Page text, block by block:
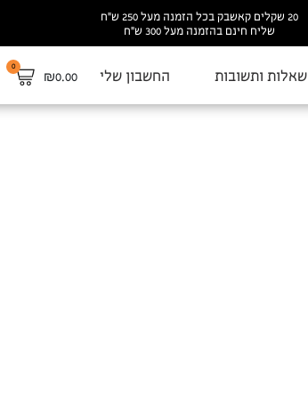
20 שקלים קאשבק בכל הזמנה מעל 250 ש”ח
שליח חינם בהזמנה מעל 300 ש”ח
שאלות ותשובות החשבון שלי ₪0.00
0